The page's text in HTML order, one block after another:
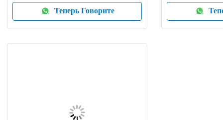
Теперь Говорите
анти- -